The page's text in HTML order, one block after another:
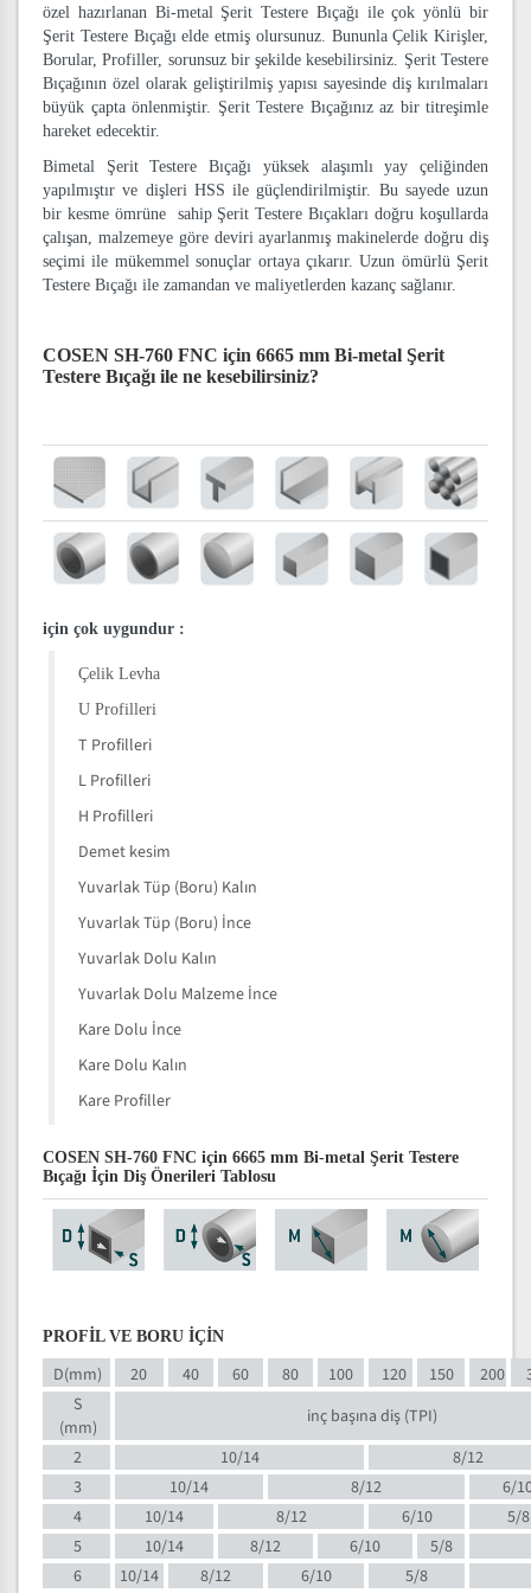
özel hazırlanan Bi-metal Şerit Testere Bıçağı ile çok yönlü bir
Şerit Testere Bıçağı elde etmiş olursunuz. Bununla Çelik Kirişler,
Borular, Profiller, sorunsuz bir şekilde kesebilirsiniz. Şerit Testere
Bıçağının özel olarak geliştirilmiş yapısı sayesinde diş kırılmaları
büyük çapta önlenmiştir. Şerit Testere Bıçağınız az bir titreşimle
hareket edecektir.
Bimetal Şerit Testere Bıçağı yüksek alaşımlı yay çeliğinden
yapılmıştır ve dişleri HSS ile güçlendirilmiştir. Bu sayede uzun
bir kesme ömrüne sahip Şerit Testere Bıçakları doğru koşullarda
çalışan, malzemeye göre deviri ayarlanmış makinelerde doğru diş
seçimi ile mükemmel sonuçlar ortaya çıkarır. Uzun ömürlü Şerit
Testere Bıçağı ile zamandan ve maliyetlerden kazanç sağlanır.
COSEN SH-760 FNC için 6665 mm Bi-metal Şerit
Testere Bıçağı ile ne kesebilirsiniz?
için çok uygundur :
Çelik Levha
U Profilleri
T Profilleri
L Profilleri
H Profilleri
Demet kesim
Yuvarlak Tüp (Boru) Kalın
Yuvarlak Tüp (Boru) İnce
Yuvarlak Dolu Kalın
Yuvarlak Dolu Malzeme İnce
Kare Dolu İnce
Kare Dolu Kalın
Kare Profiller
COSEN SH-760 FNC için 6665 mm Bi-metal Şerit Testere
Bıçağı İçin Diş Önerileri Tablosu
PROFİL VE BORU İÇİN
D(mm) 20 40 60 80 100 120 150 200
S
(mm)
inç başına diş (TPI)
2
10/14
8/12
3
10/14 8/12
6/
4
10/14 8/12 6/10
5/8
5
10/14 8/12 6/10
5/8
6
10/14 8/12 6/10
5/8